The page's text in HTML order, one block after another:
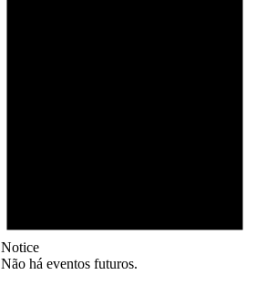
Notice
Não há eventos futuros.